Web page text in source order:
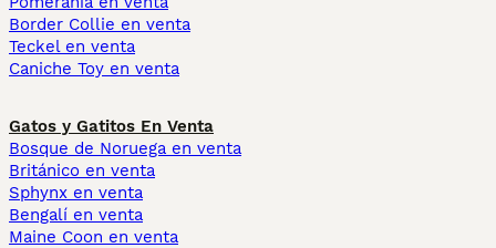
Border Collie en venta
Teckel en venta
Caniche Toy en venta
Gatos y Gatitos En Venta
Bosque de Noruega en venta
Británico en venta
Sphynx en venta
Bengalí en venta
Maine Coon en venta